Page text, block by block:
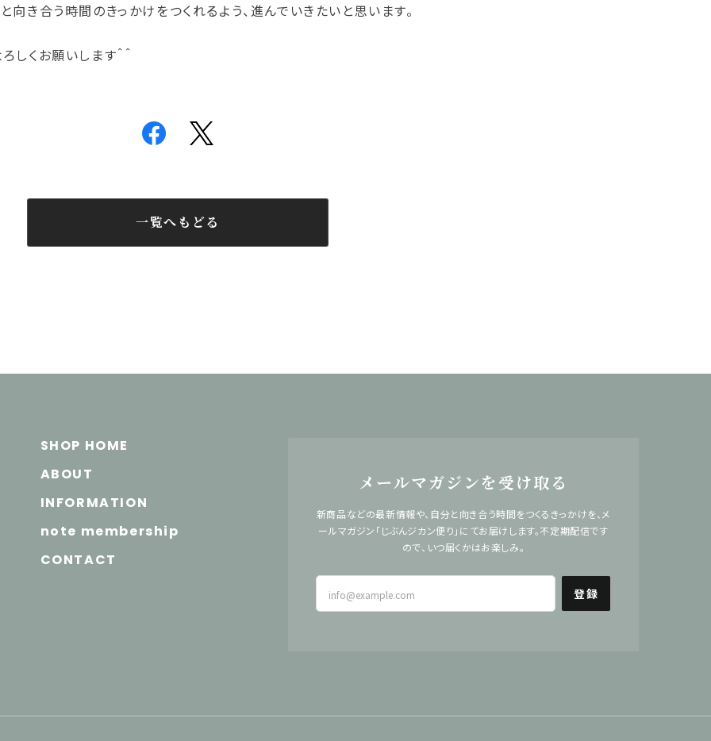
向き合う時間のきっかけをつくれるよう、進んでいきたいと思います。
しくお願いします＾＾
一覧へもどる
メールマガジンを受け取る
新商品などの最新情報や、自分と向き合う時間をつくるきっかけを、メ
ールマガジン「じぶんジカン便り」にてお届けします。不定期配信です
ので、いつ届くかはお楽しみ。
登録
SHOP HOME
ABOUT
INFORMATION
note membership
CONTACT